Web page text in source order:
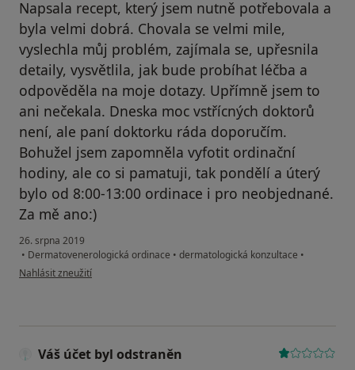
Napsala recept, který jsem nutně potřebovala a
byla velmi dobrá. Chovala se velmi mile,
vyslechla můj problém, zajímala se, upřesnila
detaily, vysvětlila, jak bude probíhat léčba a
odpověděla na moje dotazy. Upřímně jsem to
ani nečekala. Dneska moc vstřícných doktorů
není, ale paní doktorku ráda doporučím.
Bohužel jsem zapomněla vyfotit ordinační
hodiny, ale co si pamatuji, tak pondělí a úterý
bylo od 8:00-13:00 ordinace i pro neobjednané.
Za mě ano:)
26. srpna 2019
• Dermatovenerologická ordinace • dermatologická konzultace •
podle názoru uživatele Váš účet byl odstraněn
Nahlásit zneužití
Váš účet byl odstraněn